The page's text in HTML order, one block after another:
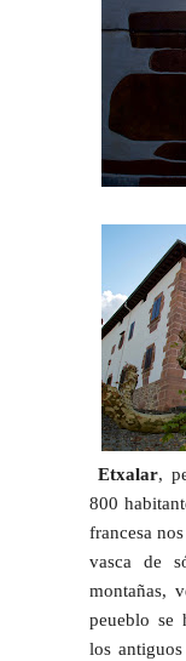
Etxalar,
800
francesa
vasca de
montañas,
peueblo se
los